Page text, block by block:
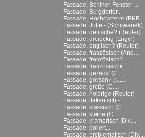
Fassade, Berliner-Fenster-...
Fassade, Burgdorfer...
Fassade, Hochparterre (BKF...
Fassade, Jubel- (Schowanek)
Fassade, deutsche? (Reuter)
Fassade, dreieckig (Engel)
Fassade, englisch? (Reuter)
Fassade, französisch (And....
Fassade, französisch?...
Fassade, französische...
Fassade, gezackt (C....
Fassade, gotisch? (C....
Fassade, große (C....
Fassade, holprige (Reuter)
Fassade, italienisch -...
Fassade, klassisch (C....
Fassade, kleine (C....
Fassade, kramerisch (Div....
Fassade, poliert...
Fassade, problematisch (Div....